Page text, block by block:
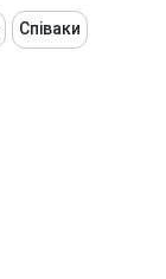
Співаки